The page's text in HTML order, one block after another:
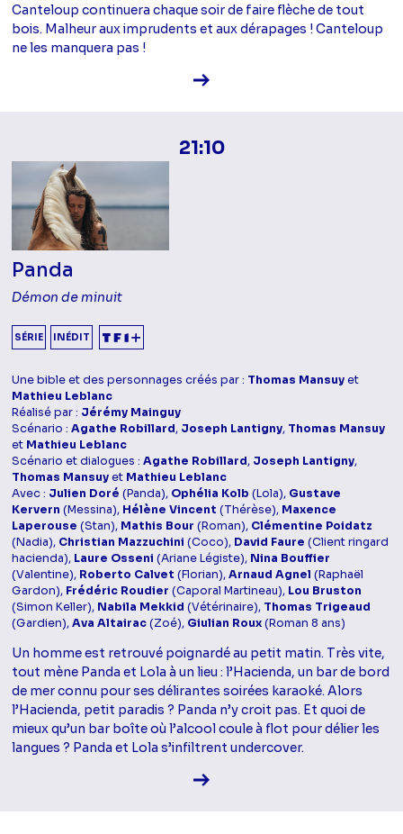
Canteloup continuera chaque soir de faire flèche de tout
bois. Malheur aux imprudents et aux dérapages ! Canteloup
ne les manquera pas !
Voir la fiche diffusion
21:10
Panda
Démon de minuit
SÉRIE INÉDIT
Une bible et des personnages créés par : Thomas Mansuyet
Mathieu Leblanc
Réalisé par : Jérémy Mainguy
Scénario :Agathe Robillard, Joseph Lantigny, Thomas Mansuy
et Mathieu Leblanc
Scénario et dialogues :Agathe Robillard, Joseph Lantigny,
Thomas Mansuyet Mathieu Leblanc
Avec : Julien Doré (Panda), Ophélia Kolb (Lola), Gustave
Kervern (Messina), Hélène Vincent (Thérèse), Maxence
Laperouse (Stan), Mathis Bour (Roman), Clémentine Poidatz
(Nadia), Christian Mazzuchini (Coco), David Faure (Client ringard
hacienda), Laure Osseni (Ariane Légiste), Nina Bouffier
(Valentine), Roberto Calvet (Florian),Arnaud Agnel (Raphaël
Gardon), Frédéric Roudier (Caporal Martineau), Lou Bruston
(Simon Keller), Nabila Mekkid (Vétérinaire), Thomas Trigeaud
(Gardien),Ava Altairac(Zoé), Giulian Roux(Roman 8 ans)
Un homme est retrouvé poignardé au petit matin. Très vite,
tout mène Panda et Lola à un lieu : l’Hacienda, un bar de bord
de mer connu pour ses délirantes soirées karaoké. Alors
l’Hacienda, petit paradis ? Panda n’y croit pas. Et quoi de
mieux qu’un bar boîte où l’alcool coule à flot pour délier les
langues ? Panda et Lola s’infiltrent undercover.
Voir la fiche diffusion